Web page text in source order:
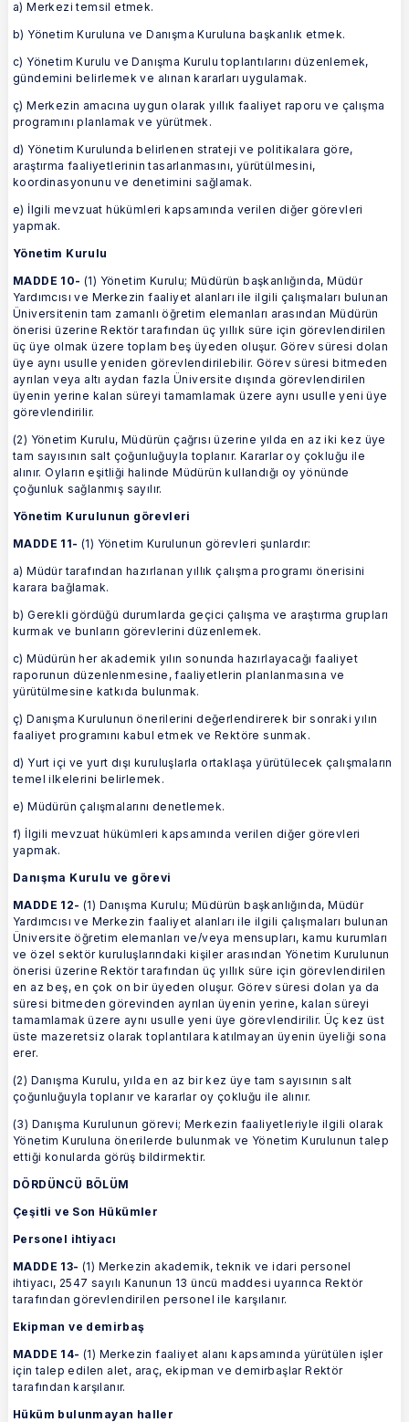
a) Merkezi temsil etmek.
b) Yönetim Kuruluna ve Danışma Kuruluna başkanlık etmek.
c) Yönetim Kurulu ve Danışma Kurulu toplantılarını düzenlemek,
gündemini belirlemek ve alınan kararları uygulamak.
ç) Merkezin amacına uygun olarak yıllık faaliyet raporu ve çalışma
programını planlamak ve yürütmek.
d) Yönetim Kurulunda belirlenen strateji ve politikalara göre,
araştırma faaliyetlerinin tasarlanmasını, yürütülmesini,
koordinasyonunu ve denetimini sağlamak.
e) İlgili mevzuat hükümleri kapsamında verilen diğer görevleri
yapmak.
Yönetim Kurulu
MADDE 10- (1) Yönetim Kurulu; Müdürün başkanlığında, Müdür
Yardımcısı ve Merkezin faaliyet alanları ile ilgili çalışmaları bulunan
Üniversitenin tam zamanlı öğretim elemanları arasından Müdürün
önerisi üzerine Rektör tarafından üç yıllık süre için görevlendirilen
üç üye olmak üzere toplam beş üyeden oluşur. Görev süresi dolan
üye aynı usulle yeniden görevlendirilebilir. Görev süresi bitmeden
ayrılan veya altı aydan fazla Üniversite dışında görevlendirilen
üyenin yerine kalan süreyi tamamlamak üzere aynı usulle yeni üye
görevlendirilir.
(2) Yönetim Kurulu, Müdürün çağrısı üzerine yılda en az iki kez üye
tam sayısının salt çoğunluğuyla toplanır. Kararlar oy çokluğu ile
alınır. Oyların eşitliği halinde Müdürün kullandığı oy yönünde
çoğunluk sağlanmış sayılır.
Yönetim Kurulunun görevleri
MADDE 11- (1) Yönetim Kurulunun görevleri şunlardır:
a) Müdür tarafından hazırlanan yıllık çalışma programı önerisini
karara bağlamak.
b) Gerekli gördüğü durumlarda geçici çalışma ve araştırma grupları
kurmak ve bunların görevlerini düzenlemek.
c) Müdürün her akademik yılın sonunda hazırlayacağı faaliyet
raporunun düzenlenmesine, faaliyetlerin planlanmasına ve
yürütülmesine katkıda bulunmak.
ç) Danışma Kurulunun önerilerini değerlendirerek bir sonraki yılın
faaliyet programını kabul etmek ve Rektöre sunmak.
d) Yurt içi ve yurt dışı kuruluşlarla ortaklaşa yürütülecek çalışmaların
temel ilkelerini belirlemek.
e) Müdürün çalışmalarını denetlemek.
f) İlgili mevzuat hükümleri kapsamında verilen diğer görevleri
yapmak.
Danışma Kurulu ve görevi
MADDE 12- (1) Danışma Kurulu; Müdürün başkanlığında, Müdür
Yardımcısı ve Merkezin faaliyet alanları ile ilgili çalışmaları bulunan
Üniversite öğretim elemanları ve/veya mensupları, kamu kurumları
ve özel sektör kuruluşlarındaki kişiler arasından Yönetim Kurulunun
önerisi üzerine Rektör tarafından üç yıllık süre için görevlendirilen
en az beş, en çok on bir üyeden oluşur. Görev süresi dolan ya da
süresi bitmeden görevinden ayrılan üyenin yerine, kalan süreyi
tamamlamak üzere aynı usulle yeni üye görevlendirilir. Üç kez üst
üste mazeretsiz olarak toplantılara katılmayan üyenin üyeliği sona
erer.
(2) Danışma Kurulu, yılda en az bir kez üye tam sayısının salt
çoğunluğuyla toplanır ve kararlar oy çokluğu ile alınır.
(3) Danışma Kurulunun görevi; Merkezin faaliyetleriyle ilgili olarak
Yönetim Kuruluna önerilerde bulunmak ve Yönetim Kurulunun talep
ettiği konularda görüş bildirmektir.
DÖRDÜNCÜ BÖLÜM
Çeşitli ve Son Hükümler
Personel ihtiyacı
MADDE 13- (1) Merkezin akademik, teknik ve idari personel
ihtiyacı, 2547 sayılı Kanunun 13 üncü maddesi uyarınca Rektör
tarafından görevlendirilen personel ile karşılanır.
Ekipman ve demirbaş
MADDE 14- (1) Merkezin faaliyet alanı kapsamında yürütülen işler
için talep edilen alet, araç, ekipman ve demirbaşlar Rektör
tarafından karşılanır.
Hüküm bulunmayan haller